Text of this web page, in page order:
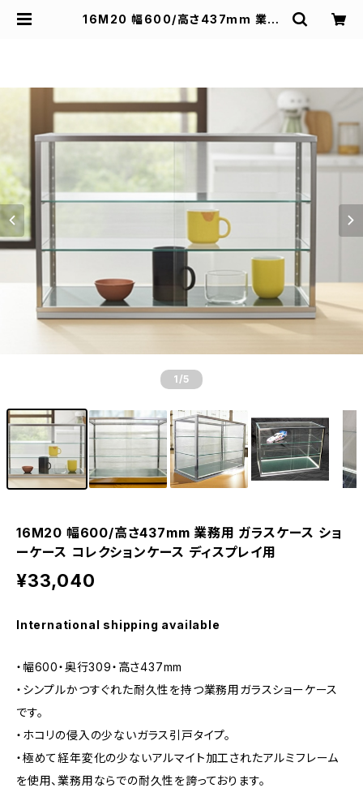
16M20 幅600/高さ437mm 業務
1 /5
16M20 幅600/高さ437mm 業務用 ガラスケース ショ
ーケース コレクションケース ディスプレイ用
¥33,040
International shipping available
・幅600・奥行309・高さ437mm
・シンプルかつすぐれた耐久性を持つ業務用ガラスショーケース
です。
・ホコリの侵入の少ないガラス引戸タイプ。
・極めて経年変化の少ないアルマイト加工されたアルミフレーム
を使用、業務用ならでの耐久性を誇っております。